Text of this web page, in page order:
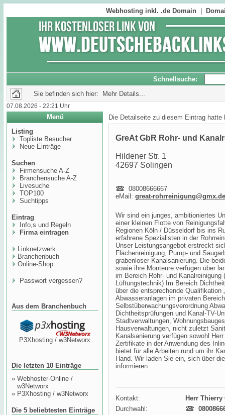
Webhosting inkl. .de Domain
Schnellsuche:
Sie befinden sich hier: Mehr Details...
07.08.2026 - 22:21 Uhr
Menü
Listing
Topliste Besucher
Neue Einträge
Suchen
Firmensuche A-Z
Branchensuche A-Z
Livesuche
TOP100
Suchtipps
Eintrag
Info,s und Regeln
Firma eintragen
Linknetzwerk
Branchenbuch
Online-Shop
Passwort vergessen?
Aus dem Branchenbuch
P3Xhosting / w3Networx
Die letzten 10 Einträge
» Webhoster-Online /
w3Networx
» P3Xhosting / w3Networx
Die 5 beliebtesten Einträge
Die Detailseite zu diesem Eintrag
GreAt GbR Rohr- und
Hildener Str. 1
42697 Solingen
08008666667
eMail: great-rohrreinigung@gmx.de
Wir sind ein junges, ambitioniertes
einer kleinen Flotte von
Regionen Köln / Düsseldorf bis ins
erfahrene Spezialisten in der
Unser Leistungsangebot erstreckt
Flächenreinigung, Pump- und
grabenloser Kanalsanierung. Die
sowie ihre Monteure verfügen über
im Bereich Rohr- und
Lüftungstechnik) Im Bereich
über die entsprechende
Abwasseranlagen im privaten
Selbstüberwachungsverordnung
Dichtheitsprüfungen und Kanal-TV-
Stadtverwaltungen,
Hausverwaltungen, nicht zuletzt
Kanalsanierung verfügen sowohl
Zertifikate in der Anwendung des
bietet für alle Arbeiten rund um ihr
Hand. Wir laden Sie ein, sich über
informieren.
Kontakt:
Herr Thierry
Durchwahl: